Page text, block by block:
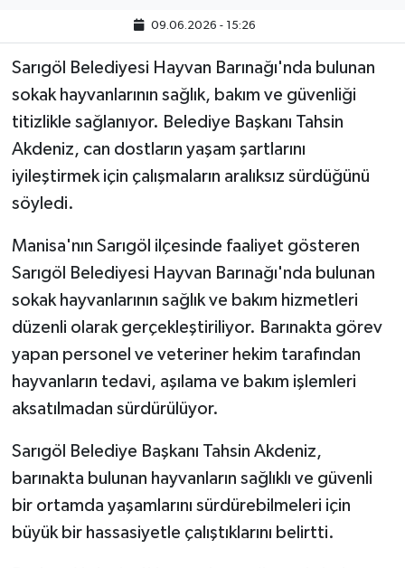
09.06.2026 - 15:26
Sarıgöl Belediyesi Hayvan Barınağı'nda bulunan
sokak hayvanlarının sağlık, bakım ve güvenliği
titizlikle sağlanıyor. Belediye Başkanı Tahsin
Akdeniz, can dostların yaşam şartlarını
iyileştirmek için çalışmaların aralıksız sürdüğünü
söyledi.
Manisa'nın Sarıgöl ilçesinde faaliyet gösteren
Sarıgöl Belediyesi Hayvan Barınağı'nda bulunan
sokak hayvanlarının sağlık ve bakım hizmetleri
düzenli olarak gerçekleştiriliyor. Barınakta görev
yapan personel ve veteriner hekim tarafından
hayvanların tedavi, aşılama ve bakım işlemleri
aksatılmadan sürdürülüyor.
Sarıgöl Belediye Başkanı Tahsin Akdeniz,
barınakta bulunan hayvanların sağlıklı ve güvenli
bir ortamda yaşamlarını sürdürebilmeleri için
büyük bir hassasiyetle çalıştıklarını belirtti.